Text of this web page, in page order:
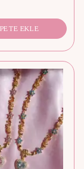
EKLE